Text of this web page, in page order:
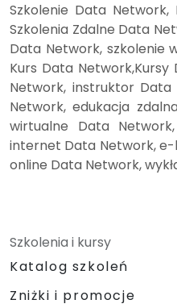
Szkolenie Data
Szkolenia Zdalne Data
Data Network, szkolenie
Kurs Data
Network, instruktor
Network, edukacja
wirtualne Data
internet Data Network,
online Data Network,
Szkolenia i kursy
Katalog szkoleń
Zniżki i promocje